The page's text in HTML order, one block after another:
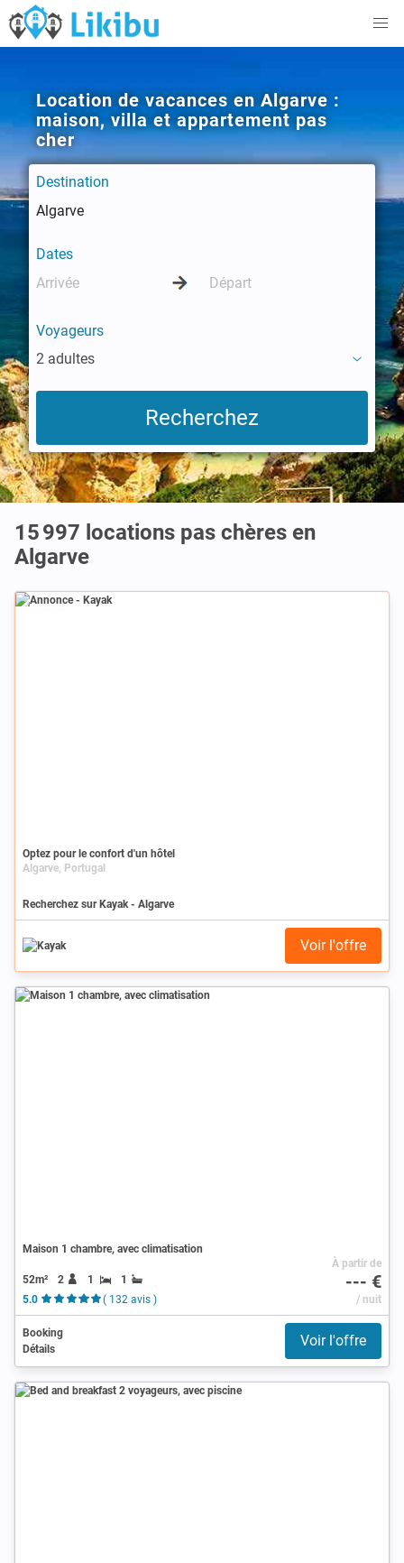
Location de vacances en Algarve :
maison, villa et appartement pas
cher
Destination
Dates
Voyageurs
2 adultes
15 997 locations pas chères en
Algarve
Annonce
Optez pour le confort d'un hôtel
Algarve, Portugal
Recherchez sur Kayak - Algarve
Voir l'offre
Maison 1 chambre, avec climatisation
52m² 2 1
1
5.0
( 132 avis )
À partir de
--- €
/ nuit
Booking
Détails
Voir l'offre